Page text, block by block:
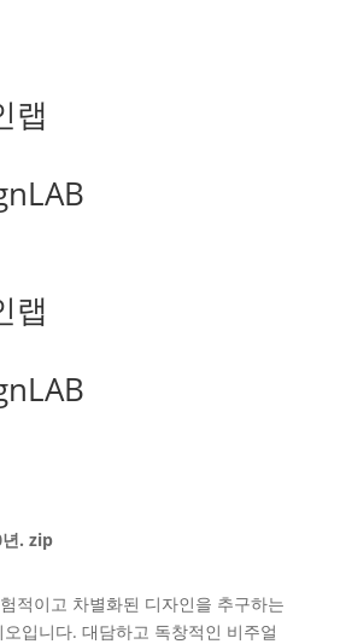
랩
랩
. zip
적이고 차별화된 디자인을 추구하는
입니다. 대담하고 독창적인 비주얼